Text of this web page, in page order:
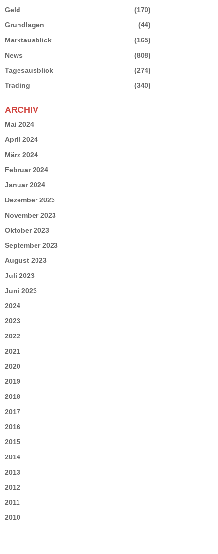
Geld
(170)
Grundlagen
(44)
Marktausblick
(165)
News
(808)
Tagesausblick
(274)
Trading
(340)
ARCHIV
Mai 2024
April 2024
März 2024
Februar 2024
Januar 2024
Dezember 2023
November 2023
Oktober 2023
September 2023
August 2023
Juli 2023
Juni 2023
2024
2023
2022
2021
2020
2019
2018
2017
2016
2015
2014
2013
2012
2011
2010